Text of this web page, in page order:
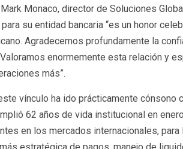
Monaco, director de Soluciones
su entidad bancaria “es un honor
Agradecemos profundamente la
enormemente esta relación y
más”.
vínculo ha ido prácticamente cónsono
62 años de vida institucional en
en los mercados internacionales, para
estratégica de pagos, manejo de